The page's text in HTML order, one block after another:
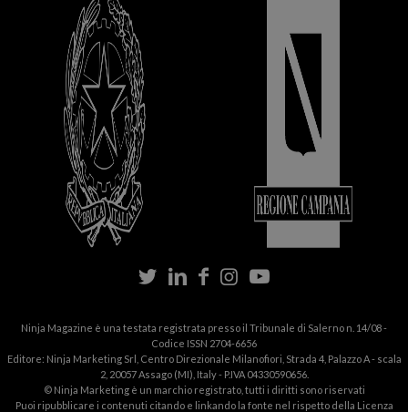
Ninja Magazine è una testata registrata presso il Tribunale di Salerno n. 14/08 -
Codice ISSN 2704-6656
Editore: Ninja Marketing Srl, Centro Direzionale Milanofiori, Strada 4, Palazzo A - scala
2, 20057 Assago (MI), Italy - P.IVA 04330590656.
© Ninja Marketing è un marchio registrato, tutti i diritti sono riservati
Puoi ripubblicare i contenuti citando e linkando la fonte nel rispetto della Licenza